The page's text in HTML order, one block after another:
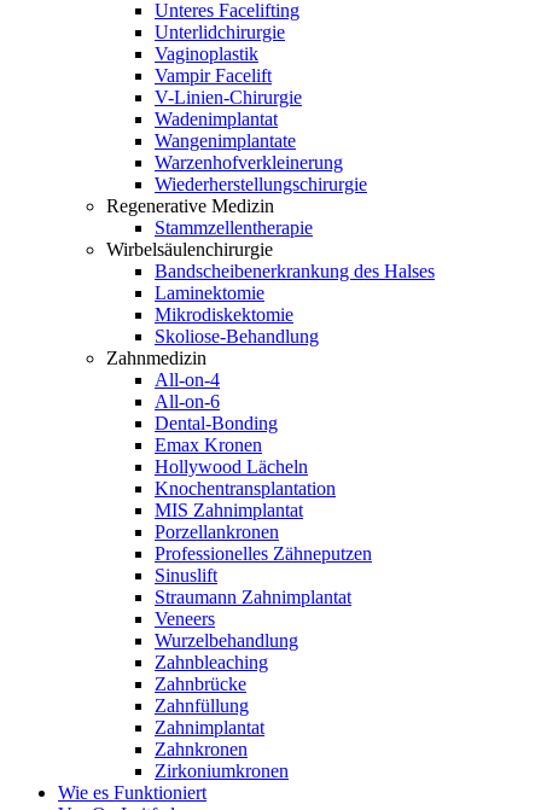
Unteres Facelifting
Unterlidchirurgie
Vaginoplastik
Vampir Facelift
V-Linien-Chirurgie
Wadenimplantat
Wangenimplantate
Warzenhofverkleinerung
Wiederherstellungschirurgie
Regenerative Medizin
Stammzellentherapie
Wirbelsäulenchirurgie
Bandscheibenerkrankung des Halses
Laminektomie
Mikrodiskektomie
Skoliose-Behandlung
Zahnmedizin
All-on-4
All-on-6
Dental-Bonding
Emax Kronen
Hollywood Lächeln
Knochentransplantation
MIS Zahnimplantat
Porzellankronen
Professionelles Zähneputzen
Sinuslift
Straumann Zahnimplantat
Veneers
Wurzelbehandlung
Zahnbleaching
Zahnbrücke
Zahnfüllung
Zahnimplantat
Zahnkronen
Zirkoniumkronen
Wie es Funktioniert